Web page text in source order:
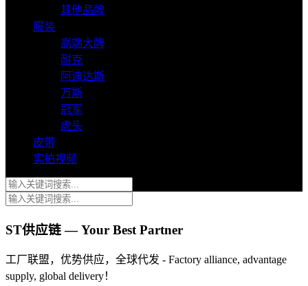
其他品牌
服装
高端大牌
耐克
阿迪达斯
万斯
冠军
虎头
皮带
实拍视频
ST供应链 — Your Best Partner
工厂联盟，优势供应，全球代发 - Factory alliance, advantage
supply, global delivery！